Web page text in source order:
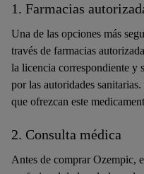
1. Farmacias
Una de las opciones más
través de farmacias
la licencia correspondiente y
por las autoridades
que ofrezcan este
2. Consulta médica
Antes de comprar Ozempic,